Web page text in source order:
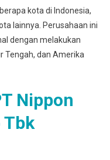
kota di Indonesia,
lainnya. Perusahaan ini
dengan melakukan
Tengah, dan Amerika
Nippon
Tbk